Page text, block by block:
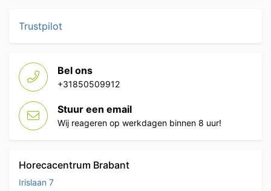
Trustpilot
Bel ons
+31850509912
Stuur een email
Wij reageren op werkdagen binnen 8 uur!
Horecacentrum Brabant
Irislaan 7